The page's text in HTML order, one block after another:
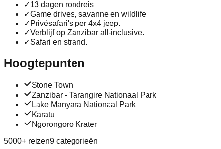
✓13 dagen rondreis
✓Game drives, savanne en wildlife
✓ Privésafari's per 4x4 jeep.
✓Verblijf op Zanzibar all-inclusive.
✓Safari en strand.
Hoogtepunten
Stone Town
Zanzibar - Tarangire Nationaal Park
Lake Manyara Nationaal Park
Karatu
Ngorongoro Krater
5000+ reizen9 categorieën